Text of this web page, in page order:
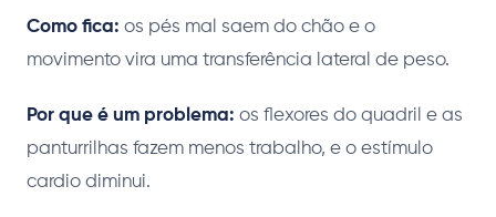
Como fica: os pés mal saem do chão e o
movimento vira uma transferência lateral de peso.
Por que é um problema: os flexores do quadril e as
panturrilhas fazem menos trabalho, e o estímulo
cardio diminui.